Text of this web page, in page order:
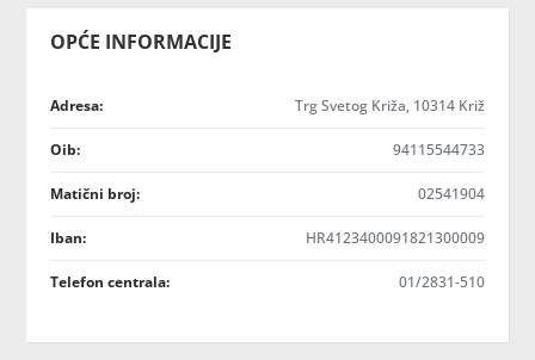
OPĆE INFORMACIJE
Adresa: Trg Svetog Križa, 10314 Križ
Oib: 94115544733
Matični broj: 02541904
Iban: HR4123400091821300009
Telefon centrala: 01/2831-510